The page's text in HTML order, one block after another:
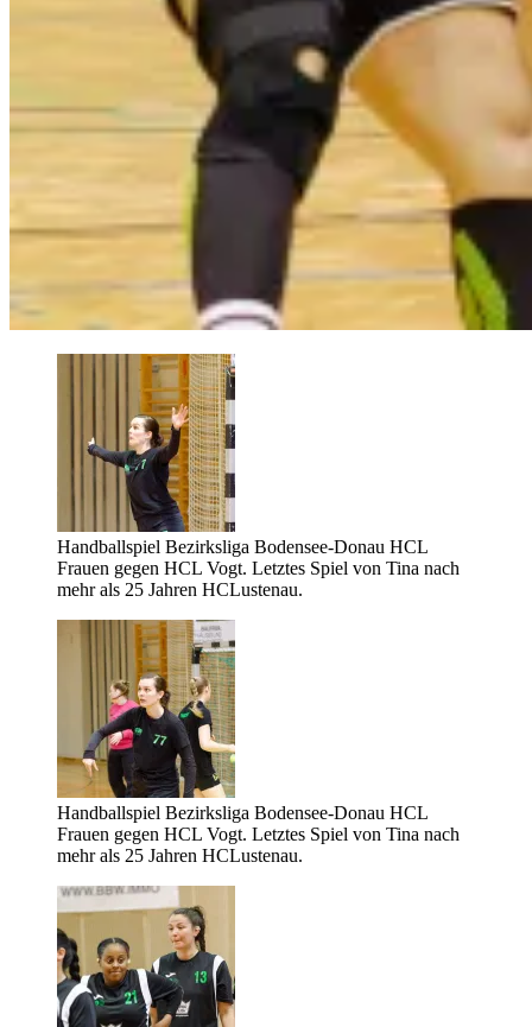
Handballspiel Bezirksliga Bodensee-Donau HCL
Frauen gegen HCL Vogt. Letztes Spiel von Tina nach
mehr als 25 Jahren HCLustenau.
Handballspiel Bezirksliga Bodensee-Donau HCL
Frauen gegen HCL Vogt. Letztes Spiel von Tina nach
mehr als 25 Jahren HCLustenau.